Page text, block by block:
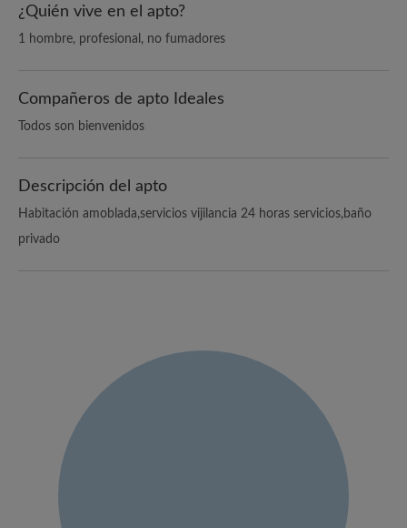
¿Quién vive en el apto?
1 hombre, profesional, no fumadores
Compañeros de apto Ideales
Todos son bienvenidos
Descripción del apto
Habitación amoblada,servicios vijilancia 24 horas servicios,baño
privado